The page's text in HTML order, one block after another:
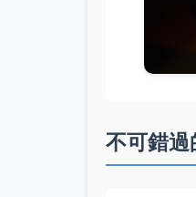
不可錯過